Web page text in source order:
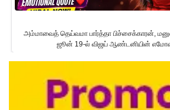
அம்மாவைத் தெய்வமா பார்த்தா பிச்சைக்காரன்,
ஜூன் 19-ல் விஜய் ஆண்டனியின்